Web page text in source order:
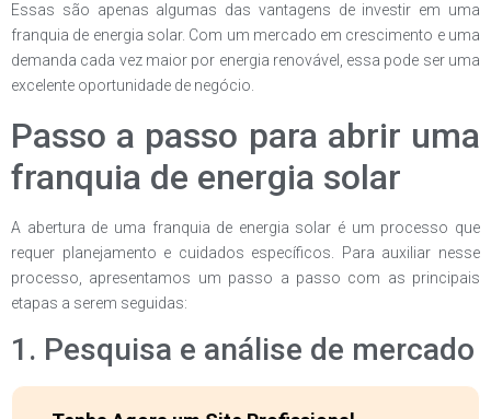
Essas são apenas algumas das vantagens de investir em uma
franquia de energia solar. Com um mercado em crescimento e uma
demanda cada vez maior por energia renovável, essa pode ser uma
excelente oportunidade de negócio.
Passo a passo para abrir uma
franquia de energia solar
A abertura de uma franquia de energia solar é um processo que
requer planejamento e cuidados específicos. Para auxiliar nesse
processo, apresentamos um passo a passo com as principais
etapas a serem seguidas:
1. Pesquisa e análise de mercado